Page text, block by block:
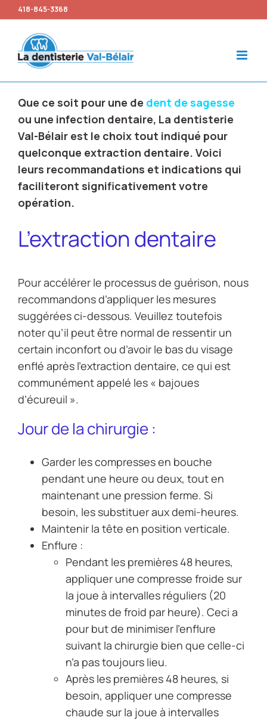
418-845-3368
Que ce soit pour une de dent de sagesse
ou une infection dentaire, La dentisterie
Val-Bélair est le choix tout indiqué pour
quelconque extraction dentaire. Voici
leurs recommandations et indications qui
faciliteront significativement votre
opération.
L’extraction dentaire
Pour accélérer le processus de guérison, nous
recommandons d’appliquer les mesures
suggérées ci-dessous. Veuillez toutefois
noter qu’il peut être normal de ressentir un
certain inconfort ou d’avoir le bas du visage
enflé après l’extraction dentaire, ce qui est
communément appelé les « bajoues
d’écureuil ».
Jour de la chirurgie :
Garder les compresses en bouche
pendant une heure ou deux, tout en
maintenant une pression ferme. Si
besoin, les substituer aux demi-heures.
Maintenir la tête en position verticale.
Enflure :
Pendant les premières 48 heures,
appliquer une compresse froide sur
la joue à intervalles réguliers (20
minutes de froid par heure). Ceci a
pour but de minimiser l’enflure
suivant la chirurgie bien que celle-ci
n’a pas toujours lieu.
Après les premières 48 heures, si
besoin, appliquer une compresse
chaude sur la joue à intervalles